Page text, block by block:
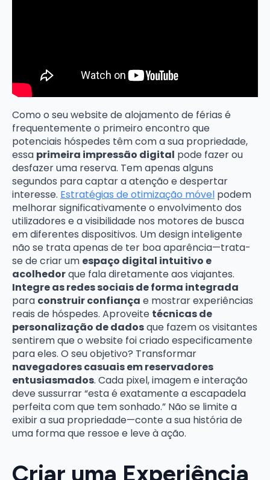
Como o seu website de alojamento de férias é
frequentemente o primeiro encontro que
potenciais hóspedes têm com a sua propriedade,
essa primeira impressão digital pode fazer ou
desfazer uma reserva. Tem apenas alguns
segundos para captar a atenção e despertar
interesse. Estratégias de otimização móvel podem
melhorar significativamente o envolvimento dos
utilizadores e a visibilidade nos motores de busca
em diferentes dispositivos. Um design inteligente
não se trata apenas de ter boa aparência—trata-
se de criar um espaço digital intuitivo e
acolhedorque fala diretamente aos viajantes.
Integre as redes sociais de forma integrada
para construir confiança e mostrar experiências
reais de hóspedes. Aproveite técnicas de
personalização de dadosque fazem os visitantes
sentirem que o website foi criado especificamente
para eles. O seu objetivo? Transformar
navegadores casuais em reservadores
entusiasmados. Cada pixel, imagem e interação
deve sussurrar “esta é exatamente a escapadela
perfeita com que tem sonhado.” Não se limite a
exibir a sua propriedade—conte a sua história de
uma forma que ressoe e leve à ação.
Criar uma Experiência